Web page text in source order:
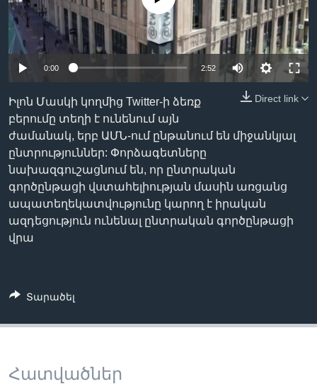
Լեզուներ
0:00 2:52
Direct link
Իլոն Մասկի կողմից Twitter-ի ձեռք
բերումը տեղի է ունենում այն
ժամանակ, երբ ԱՄՆ-ում ընթանում են միջանկյալ
ընտրություններ: Փորձագետները
նախազգուշացնում են, որ ընտրական
գործընթացի վստահելիության մասին առցանց
ապատեղեկատվությունը կարող է իրական
ազդեցություն ունենալ ընտրական գործընթացի
վրա
Տարածել
Հատվածներ